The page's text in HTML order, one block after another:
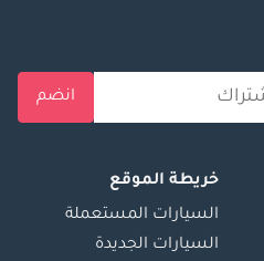
انضم
خريطة الموقع
السيارات المستعملة
السيارات الجديدة